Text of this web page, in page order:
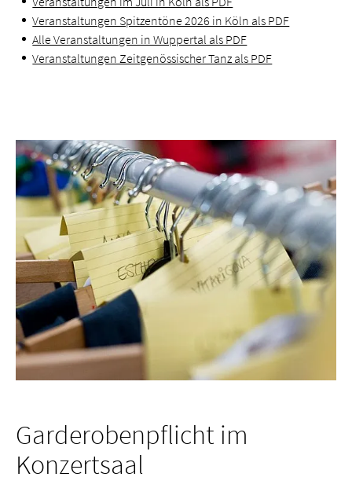
Veranstaltungen Spitzentöne 2026 in Köln als PDF
Alle Veranstaltungen in Wuppertal als PDF
Veranstaltungen Zeitgenössischer Tanz als PDF
Garderobenpflicht im
Konzertsaal